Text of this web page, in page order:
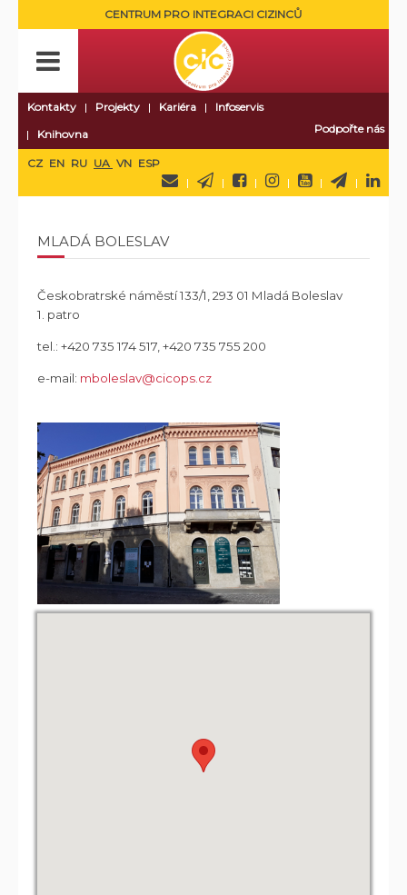
CENTRUM PRO INTEGRACI CIZINCŮ
Kontakty Projekty Kariéra
Infoservis
Knihovna
Podpořte nás
CZ EN RU UA VN ESP
MLADÁ BOLESLAV
Českobratrské náměstí 133/1, 293 01 Mladá Boleslav
1. patro
tel.: +420 735 174 517, +420 735 755 200
e-mail: mboleslav@cicops.cz